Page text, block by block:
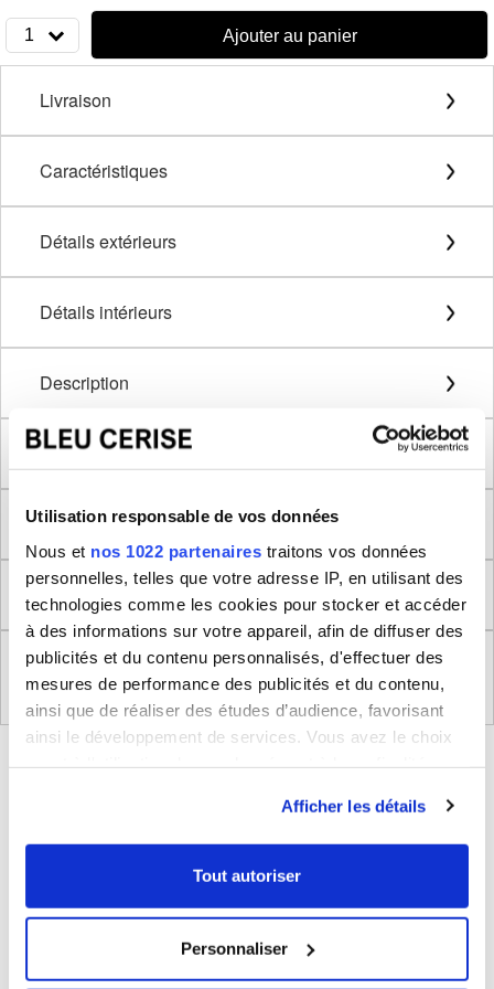
Utilisation responsable de vos données
Nous et nos 1022 partenaires traitons vos données
personnelles, telles que votre adresse IP, en utilisant des
technologies comme les cookies pour stocker et accéder
à des informations sur votre appareil, afin de diffuser des
publicités et du contenu personnalisés, d'effectuer des
mesures de performance des publicités et du contenu,
ainsi que de réaliser des études d’audience, favorisant
ainsi le développement de services. Vous avez le choix
tout moment en consultant la Déclaration relative aux
cookies ou en cliquant sur l'icône de confidentialité.
Collecter des informations sur votre localisation
géographique qui peuvent être précises à plusieurs
mètres près
Afficher les détails
Tout autoriser
Personnaliser
1 Ajouter au panier
Livraison
Caractéristiques
Détails extérieurs
Détails intérieurs
Description
Méthode de mesure
Dimensions produit
Retour
Règlement (UE) 2023/988 relatifs à la Sécurité
Générale des Produits
BLEUCERISE VOUS CONSEILLE